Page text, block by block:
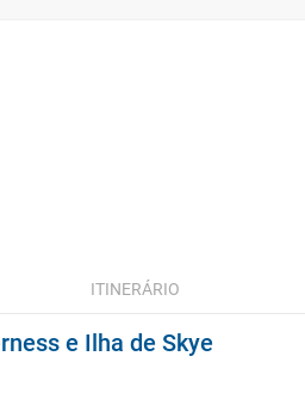
ITINERÁRIO
e Ilha de Skye